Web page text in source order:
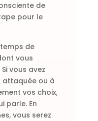
de
pour le
de
vous
vous avez
attaquée ou à
vos choix,
parle. En
vous serez